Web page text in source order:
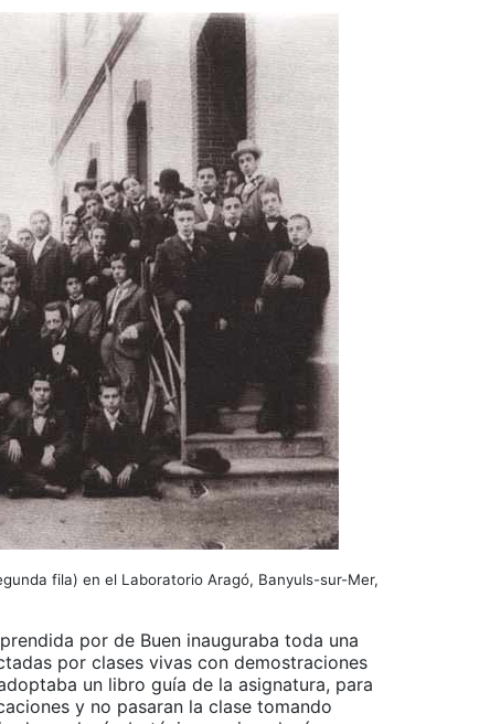
fila) en el Laboratorio Aragó, Banyuls-sur-Mer,
por de Buen inauguraba toda una
por clases vivas con demostraciones
un libro guía de la asignatura, para
y no pasaran la clase tomando